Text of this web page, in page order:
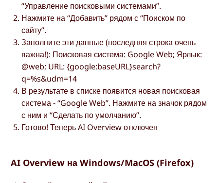
“Управление поисковыми системами”.
Нажмите на “Добавить” рядом с “Поиском по
сайту”.
Заполните эти данные (последняя строка очень
важна!): Поисковая система: Google Web; Ярлык:
@web; URL: {google:baseURL}search?
q=%s&udm=14
В результате в списке появится новая поисковая
система - “Google Web”. Нажмите на значок рядом
с ним и “Сделать по умолчанию”.
Готово! Теперь AI Overview отключен
AI Overview на Windows/MacOS (Firefox)